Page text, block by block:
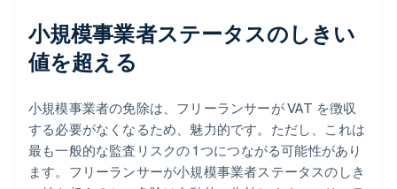
小規模事業者ステータスのしきい
値を超える
小規模事業者の免除は、フリーランサーが VAT を徴収
する必要がなくなるため、魅力的です。ただし、これは
最も一般的な監査リスクの 1 つにつながる可能性があり
ます。フリーランサーが小規模事業者ステータスのしき